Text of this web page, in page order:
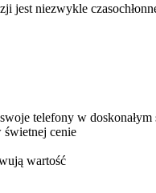
jest niezwykle
telefony w
świetnej cenie
wartość